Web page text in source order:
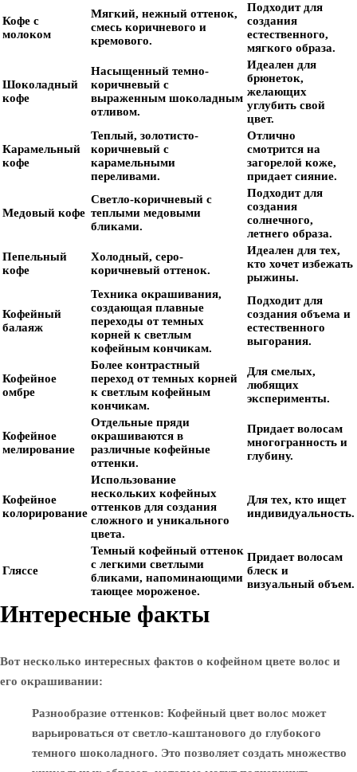
Кофе с
молоком
Мягкий, нежный оттенок,
смесь коричневого и
кремового.
Подходит для
создания
естественного,
мягкого образа.
Шоколадный
кофе
Насыщенный темно-
коричневый с
выраженным шоколадным
отливом.
Идеален для
брюнеток,
желающих
углубить свой
цвет.
Карамельный
кофе
Теплый, золотисто-
коричневый с
карамельными
переливами.
Отлично
смотрится на
загорелой коже,
придает сияние.
Медовый кофе
Светло-коричневый с
теплыми медовыми
бликами.
Подходит для
создания
солнечного,
летнего образа.
Пепельный
кофе
Холодный, серо-
коричневый оттенок.
Идеален для тех,
кто хочет избежать
рыжины.
Кофейный
балаяж
Техника окрашивания,
создающая плавные
переходы от темных
корней к светлым
кофейным кончикам.
Подходит для
создания объема и
естественного
выгорания.
Кофейное
омбре
Более контрастный
переход от темных корней
к светлым кофейным
кончикам.
Для смелых,
любящих
эксперименты.
Кофейное
мелирование
Отдельные пряди
окрашиваются в
различные кофейные
оттенки.
Придает волосам
многогранность и
глубину.
Кофейное
колорирование
Использование
нескольких кофейных
оттенков для создания
сложного и уникального
цвета.
Для тех, кто ищет
индивидуальность.
Гляссе
Темный кофейный оттенок
с легкими светлыми
бликами, напоминающими
тающее мороженое.
Придает волосам
блеск и
визуальный объем.
Интересные факты
Вот несколько интересных фактов о кофейном цвете волос и
его окрашивании:
Разнообразие оттенков: Кофейный цвет волос может
варьироваться от светло-каштанового до глубокого
темного шоколадного. Это позволяет создать множество